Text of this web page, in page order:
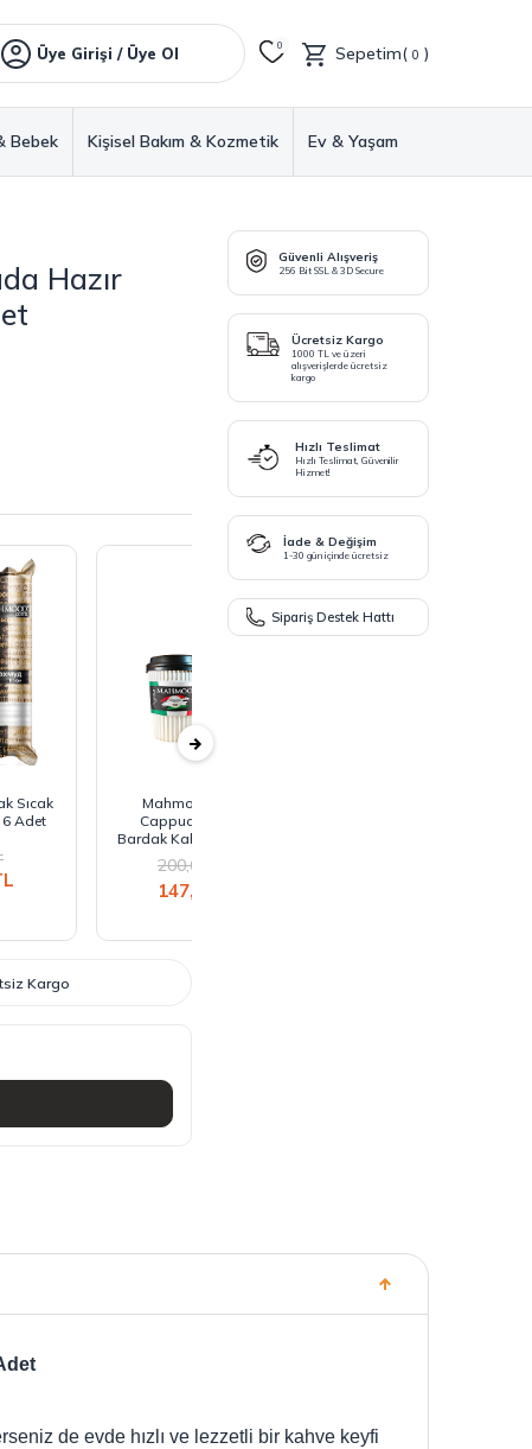
Üye Girişi / Üye Ol 0 Sepetim( 0 )
Bebek Kişisel Bakım & Kozmetik Ev & Yaşam
Hazır
Sıcak
Adet
Mahmood Coffee
Cappuccino Hazır
Bardak Kahve 25 Gram x
6 Adet
200,68
147,90
Kargo
Güvenli Alışveriş
256 Bit SSL & 3D Secure
Ücretsiz Kargo
1000 TL ve üzeri
alışverişlerde ücretsiz
kargo
Hızlı Teslimat
Hızlı Teslimat, Güvenilir
Hizmet!
İade & Değişim
1-30 gün içinde ücretsiz
Sipariş Destek Hattı
de evde hızlı ve lezzetli bir kahve keyfi